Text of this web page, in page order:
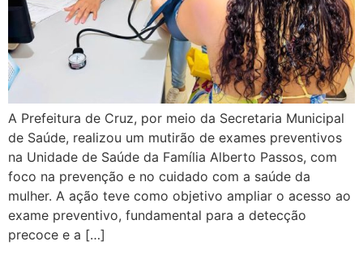
A Prefeitura de Cruz, por meio da Secretaria Municipal
de Saúde, realizou um mutirão de exames preventivos
na Unidade de Saúde da Família Alberto Passos, com
foco na prevenção e no cuidado com a saúde da
mulher. A ação teve como objetivo ampliar o acesso ao
exame preventivo, fundamental para a detecção
precoce e a […]